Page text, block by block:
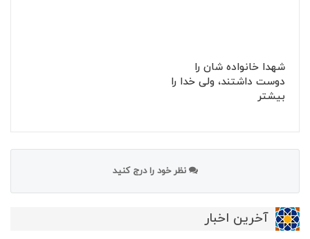
شهدا خانواده شان را
دوست داشتند، ولی خدا را
بیشتر
نظر خود را درج کنید
آخرین اخبار